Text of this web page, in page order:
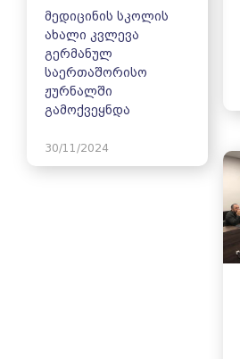
მედიცინის სკოლის
ახალი კვლევა
გერმანულ
საერთაშორისო
ჟურნალში
გამოქვეყნდა
30/11/2024